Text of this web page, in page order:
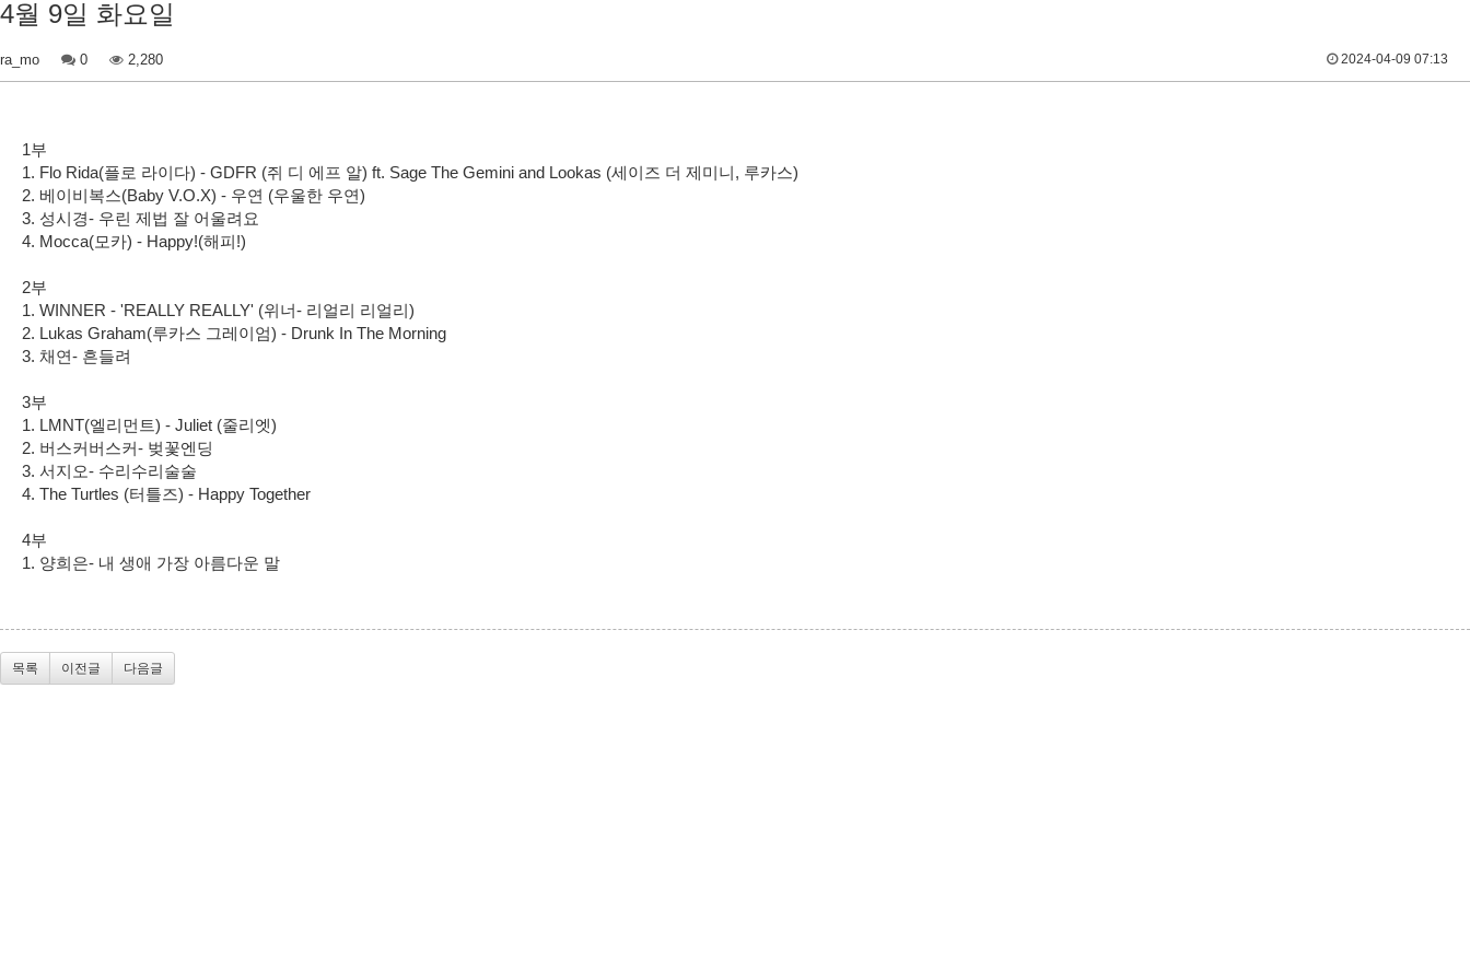
4월 9일 화요일
ra_mo 0 2,280 2024-04-09 07:13
1부
1. Flo Rida(플로 라이다) - GDFR (쥐 디 에프 알) ft. Sage The Gemini and Lookas (세이즈 더 제미니, 루카스)
2. 베이비복스(Baby V.O.X) - 우연 (우울한 우연)
3. 성시경- 우린 제법 잘 어울려요
4. Mocca(모카) - Happy!(해피!)
2부
1. WINNER - 'REALLY REALLY' (위너- 리얼리 리얼리)
2. Lukas Graham(루카스 그레이엄) - Drunk In The Morning
3. 채연- 흔들려
3부
1. LMNT(엘리먼트) - Juliet (줄리엣)
2. 버스커버스커- 벚꽃엔딩
3. 서지오- 수리수리술술
4. The Turtles (터틀즈) - Happy Together
4부
1. 양희은- 내 생애 가장 아름다운 말
목록 이전글 다음글